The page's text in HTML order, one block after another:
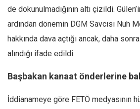
de dokunulmadığının altı çizildi.
ardından dönemin DGM Savcısı Nuh
hakkında dava açtığı ancak, daha
alındığı ifade edildi.
Başbakan kanaat önderlerine
İddianameye göre FETÖ medyasının